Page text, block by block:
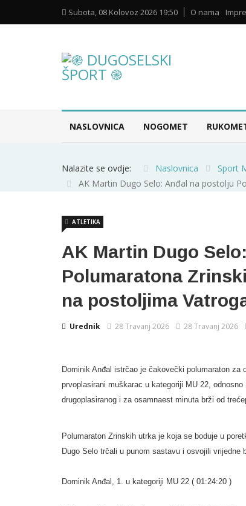
Subota, 08 Kolovoz 2026 19:50 O nama
NASLOVNICA NOGOMET
Nalazite se ovdje: Naslovnica Sport
AK Martin Dugo Selo: Anđal na postolju
AK Martin Dugo
Polumaratona
na postoljima
Urednik
ATLETIKA
28 Travanj 2026 28 Travanj 2026
Dominik Anđal istrčao je čakovečki polumaraton
prvoplasirani muškarac u kategoriji MU 22,
drugoplasiranog i za osamnaest minuta brži od
Polumaraton Zrinskih utrka je koja se boduje u
Dugo Selo trčali u punom sastavu i osvojili vrijedne
Dominik Anđal, 1. u kategoriji MU 22 ( 01:24:20 )